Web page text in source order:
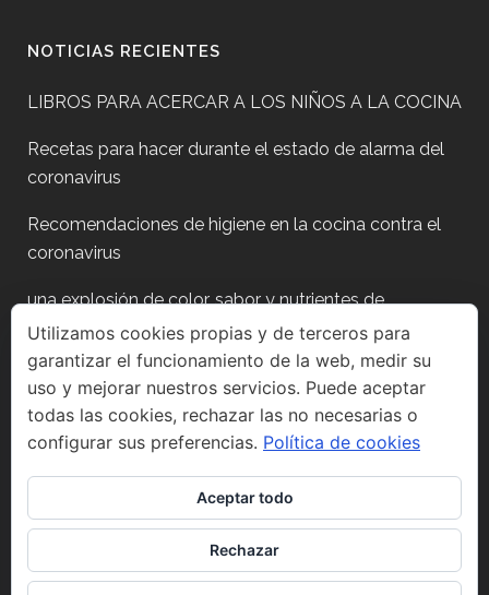
NOTICIAS RECIENTES
LIBROS PARA ACERCAR A LOS NIÑOS A LA COCINA
Recetas para hacer durante el estado de alarma del
coronavirus
Recomendaciones de higiene en la cocina contra el
coronavirus
una explosión de color, sabor y nutrientes de
temporada
Plan para después de fiestas?
Utilizamos cookies propias y de terceros para
garantizar el funcionamiento de la web, medir su
uso y mejorar nuestros servicios. Puede aceptar
todas las cookies, rechazar las no necesarias o
configurar sus preferencias. Política de cookies
Aceptar todo
Rechazar